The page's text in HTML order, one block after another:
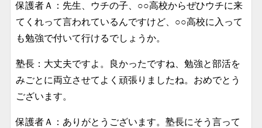
保護者Ａ：先生、ウチの子、○○高校からぜひウチに来
てくれって言われているんですけど、○○高校に入って
も勉強で付いて行けるでしょうか。
塾長：大丈夫ですよ。良かったですね、勉強と部活を
みごとに両立させてよく頑張りましたね。おめでとう
ございます。
保護者Ａ：ありがとうございます。塾長にそう言って